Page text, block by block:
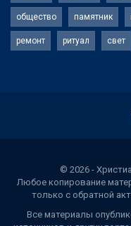
общество памятник
ремонт ритуал свет
© 2026 -
Любое копирование
только с обратной
Все материалы